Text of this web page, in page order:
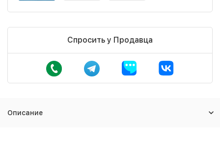
Спросить у Продавца
Описание